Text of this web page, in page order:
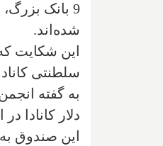
شده‌اند.
این شکایت
سلطنتی کانادا، تی‌دی ، نووا
به گفته
دلار کانادا
این صندوق